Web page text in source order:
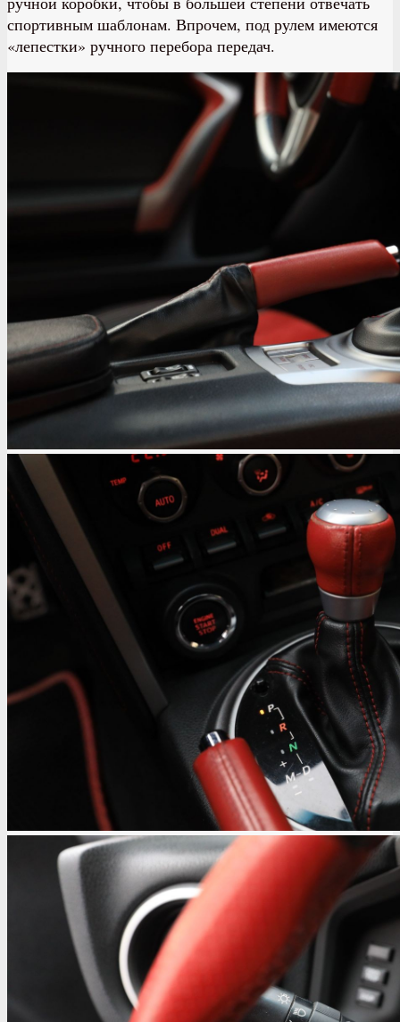
спортивным шаблонам. Впрочем, под рулем имеются
«лепестки» ручного перебора передач.